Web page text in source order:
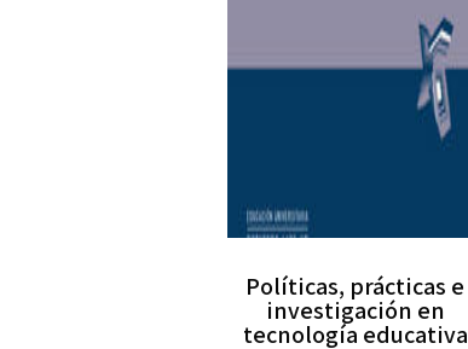
Políticas, prácticas e
investigación en
tecnología educativa